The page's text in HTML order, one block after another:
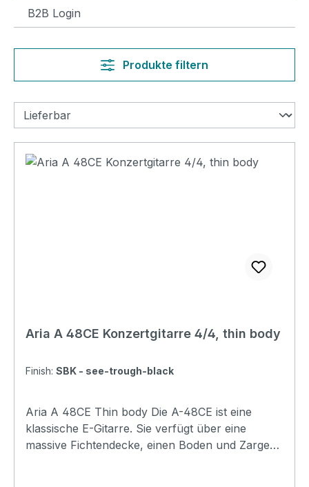
B2B Login
Produkte filtern
Aria A 48CE Konzertgitarre 4/4, thin body
Finish: SBK - see-trough-black
Aria A 48CE Thin body Die A-48CE ist eine
klassische E-Gitarre. Sie verfügt über eine
massive Fichtendecke, einen Boden und Zargen